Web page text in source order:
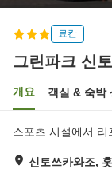
료칸
그린파크 신
개요 객실 & 숙박
스포츠 시설에서
신토쓰카와조,